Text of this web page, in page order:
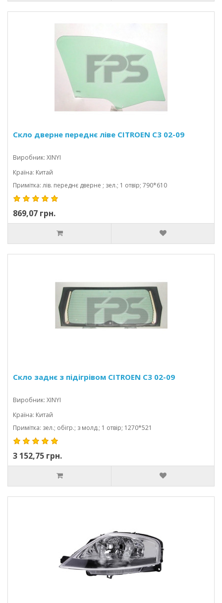
Скло дверне переднє ліве CITROEN C3 02-09
Виробник: XINYI
Країна: Китай
Примітка: лів. переднє дверне ; зел.; 1 отвір; 790*610
869,07 грн.
Скло заднє з підігрівом CITROEN C3 02-09
Виробник: XINYI
Країна: Китай
Примітка: зел.; обігр.; з молд.; 1 отвір; 1270*521
3 152,75 грн.